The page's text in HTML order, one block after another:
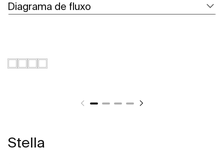
Diagrama de fluxo
Stella